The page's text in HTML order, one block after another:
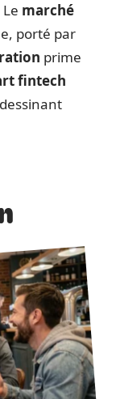
marché
porté par
prime
fintech